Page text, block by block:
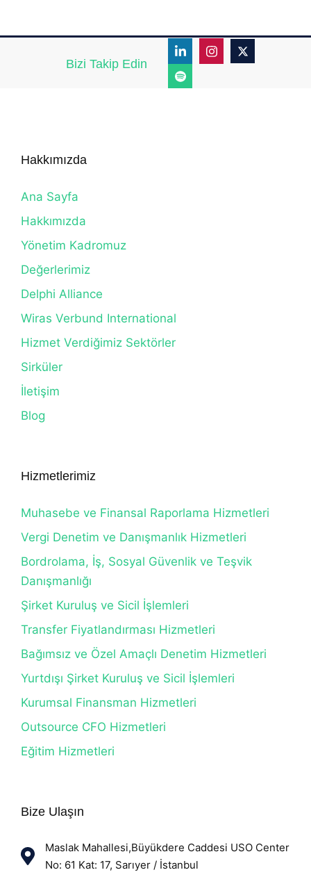
Bizi Takip Edin
Hakkımızda
Ana Sayfa
Hakkımızda
Yönetim Kadromuz
Değerlerimiz
Delphi Alliance
Wiras Verbund International
Hizmet Verdiğimiz Sektörler
Sirküler
İletişim
Blog
Hizmetlerimiz
Muhasebe ve Finansal Raporlama Hizmetleri
Vergi Denetim ve Danışmanlık Hizmetleri
Bordrolama, İş, Sosyal Güvenlik ve Teşvik
Danışmanlığı
Şirket Kuruluş ve Sicil İşlemleri
Transfer Fiyatlandırması Hizmetleri
Bağımsız ve Özel Amaçlı Denetim Hizmetleri
Yurtdışı Şirket Kuruluş ve Sicil İşlemleri
Kurumsal Finansman Hizmetleri
Outsource CFO Hizmetleri
Eğitim Hizmetleri
Bize Ulaşın
Maslak Mahallesi,Büyükdere Caddesi USO Center
No: 61 Kat: 17, Sarıyer / İstanbul